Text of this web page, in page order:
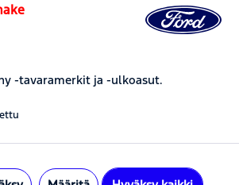
-tavaramerkit ja -ulkoasut.